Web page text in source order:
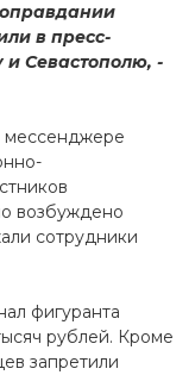
в пресс-
Севастополю, -
мессенджере
возбуждено
сотрудники
фигуранта
рублей. Кроме
запретили